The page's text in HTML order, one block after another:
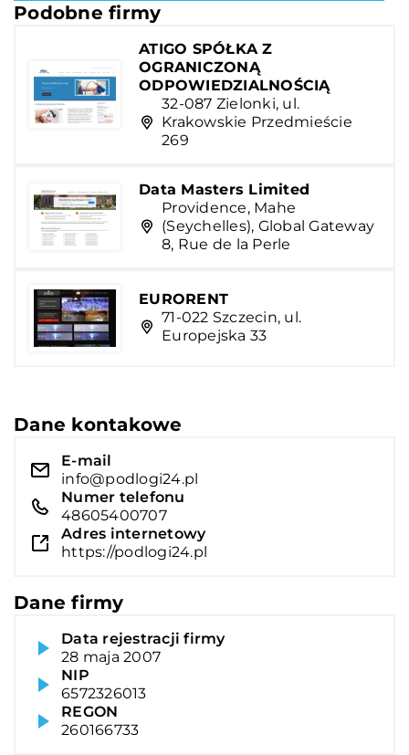
Podobne firmy
ATIGO SPÓŁKA Z
OGRANICZONĄ
ODPOWIEDZIALNOŚCIĄ
32-087 Zielonki, ul.
Krakowskie Przedmieście
269
Data Masters Limited
Providence, Mahe
(Seychelles), Global Gateway
8, Rue de la Perle
EURORENT
71-022 Szczecin, ul.
Europejska 33
Dane kontakowe
E-mail
info@podlogi24.pl
Numer telefonu
48605400707
Adres internetowy
https://podlogi24.pl
Dane firmy
Data rejestracji firmy
28 maja 2007
NIP
6572326013
REGON
260166733